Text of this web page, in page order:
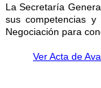
La Secretaría
sus competencias
Negociación para
Ver Acta de